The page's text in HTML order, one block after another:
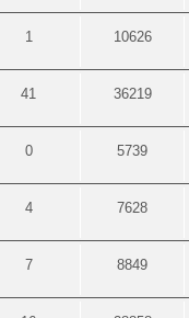
1 10626
41 36219
0 5739
4 7628
7 8849